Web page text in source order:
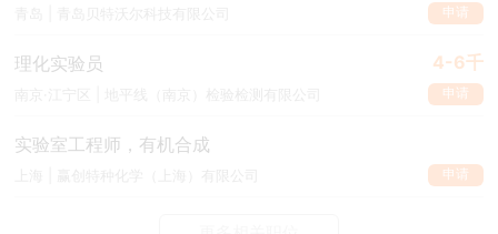
申请
理化实验员 4-6千
申请
实验室工程师，有机合成
申请